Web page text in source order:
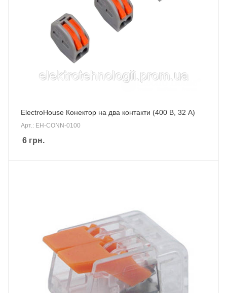
ElectroHouse Конектор на два контакти (400 В, 32 А)
Арт.: EH-CONN-0100
6 грн.